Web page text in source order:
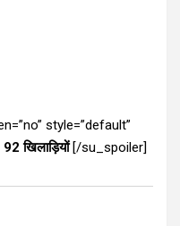
style=”default”
खिलाड़ियों[/su_spoiler]